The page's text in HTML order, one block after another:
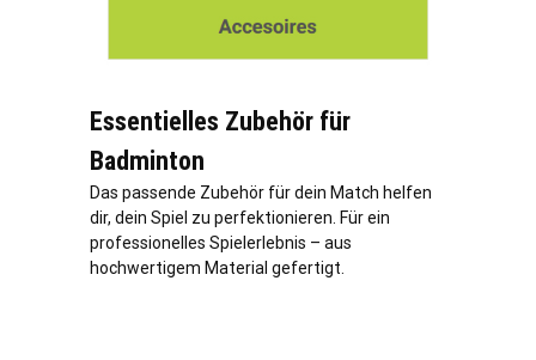
Essentielles Zubehör für
Badminton
Das passende Zubehör für dein Match helfen
dir, dein Spiel zu perfektionieren. Für ein
professionelles Spielerlebnis – aus
hochwertigem Material gefertigt.